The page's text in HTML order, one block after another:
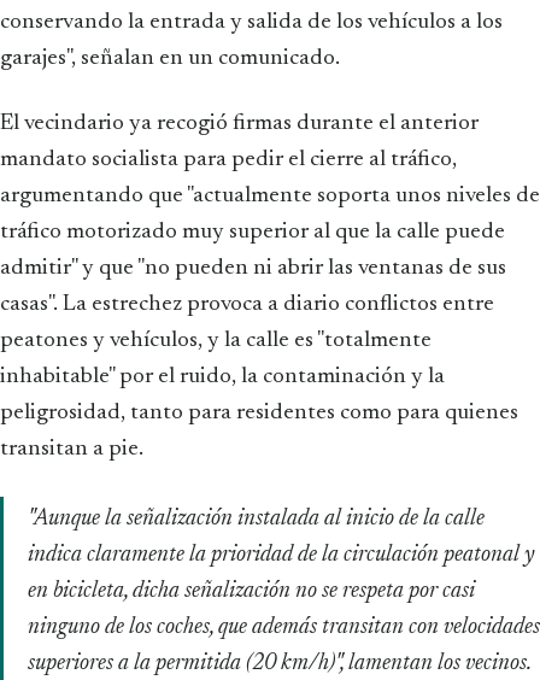
conservando la entrada y salida de los vehículos a los
garajes", señalan en un comunicado.
El vecindario ya recogió firmas durante el anterior
mandato socialista para pedir el cierre al tráfico,
argumentando que "actualmente soporta unos niveles de
tráfico motorizado muy superior al que la calle puede
admitir" y que "no pueden ni abrir las ventanas de sus
casas". La estrechez provoca a diario conflictos entre
peatones y vehículos, y la calle es "totalmente
inhabitable" por el ruido, la contaminación y la
peligrosidad, tanto para residentes como para quienes
transitan a pie.
"Aunque la señalización instalada al inicio de la calle
indica claramente la prioridad de la circulación peatonal y
en bicicleta, dicha señalización no se respeta por casi
ninguno de los coches, que además transitan con velocidades
superiores a la permitida (20 km/h)", lamentan los vecinos.